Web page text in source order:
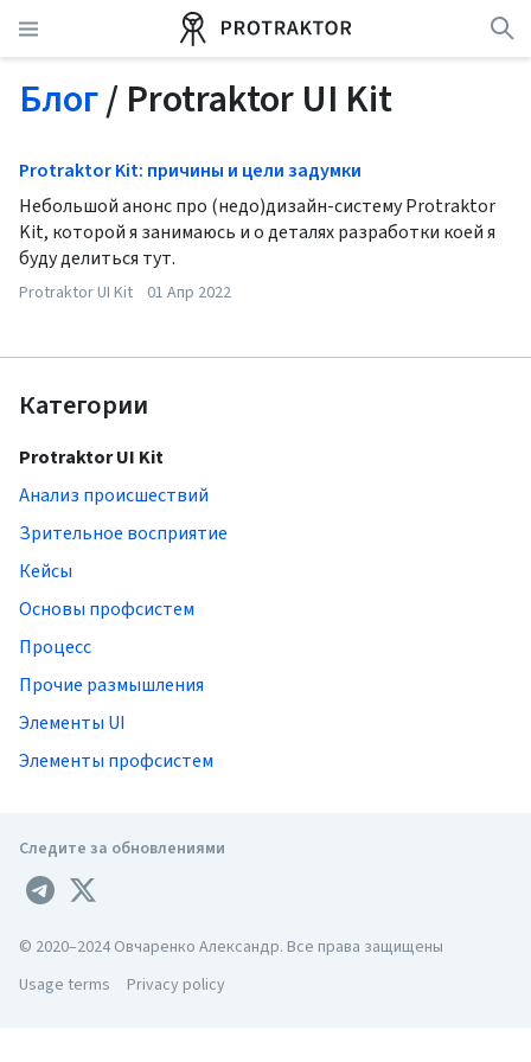
Блог/ Protraktor UI Kit
Protraktor UI Kit 01 Апр 2022
Protraktor Kit: причины и цели задумки
Небольшой анонс про (недо)дизайн-систему Protraktor
Kit, которой я занимаюсь и о деталях разработки коей я
буду делиться тут.
Категории
Protraktor UI Kit
Анализ происшествий
Зрительное восприятие
Кейсы
Основы профсистем
Процесс
Прочие размышления
Элементы UI
Элементы профсистем
© 2020–2024 Овчаренко Александр. Все права защищены
Usage terms
Privacy policy
Следите за обновлениями